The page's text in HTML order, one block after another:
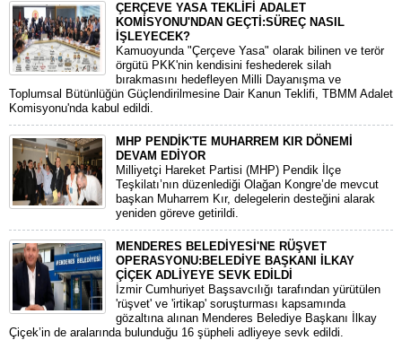
ÇERÇEVE YASA TEKLİFİ ADALET
KOMİSYONU'NDAN GEÇTİ:SÜREÇ NASIL
İŞLEYECEK?
​Kamuoyunda "Çerçeve Yasa" olarak bilinen ve terör
örgütü PKK'nin kendisini feshederek silah
bırakmasını hedefleyen Milli Dayanışma ve
Toplumsal Bütünlüğün Güçlendirilmesine Dair Kanun Teklifi, TBMM Adalet
Komisyonu'nda kabul edildi.
MHP PENDİK'TE MUHARREM KIR DÖNEMİ
DEVAM EDİYOR
​Milliyetçi Hareket Partisi (MHP) Pendik İlçe
Teşkilatı’nın düzenlediği Olağan Kongre’de mevcut
başkan Muharrem Kır, delegelerin desteğini alarak
yeniden göreve getirildi.
MENDERES BELEDİYESİ'NE RÜŞVET
OPERASYONU:BELEDİYE BAŞKANI İLKAY
ÇİÇEK ADLİYEYE SEVK EDİLDİ
​İzmir Cumhuriyet Başsavcılığı tarafından yürütülen
'rüşvet' ve 'irtikap' soruşturması kapsamında
gözaltına alınan Menderes Belediye Başkanı İlkay
Çiçek’in de aralarında bulunduğu 16 şüpheli adliyeye sevk edildi.